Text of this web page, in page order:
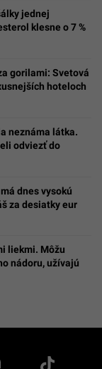
jednej
klesne o 7 %
gorilami: Svetová
hoteloch
neznáma látka.
odviezť do
dnes vysokú
za desiatky eur
liekmi. Môžu
nádoru, užívajú